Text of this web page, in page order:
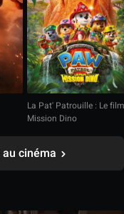
La Pat' Patrouille : Le film
Mission Dino
cinéma